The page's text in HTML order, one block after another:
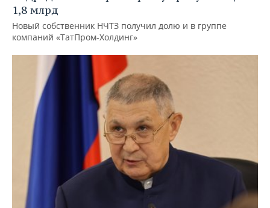
1,8 млрд
Новый собственник НЧТЗ получил долю и в группе
компаний «ТатПром-Холдинг»